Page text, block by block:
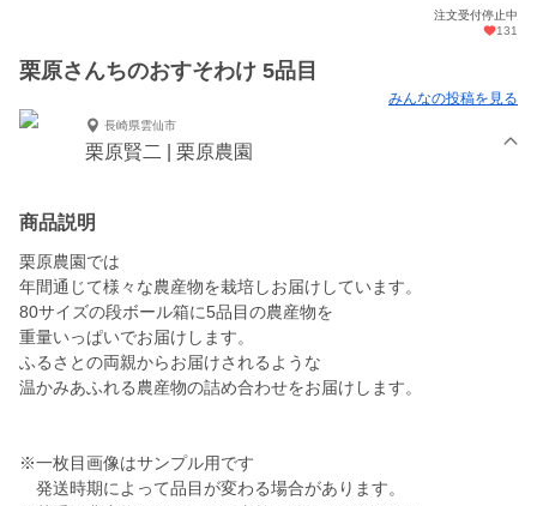
注文受付停止中
131
栗原さんちのおすそわけ 5品目
みんなの投稿を見る
長崎県雲仙市
栗原賢二 | 栗原農園
商品説明
栗原農園では
年間通じて様々な農産物を栽培しお届けしています。
80サイズの段ボール箱に5品目の農産物を
重量いっぱいでお届けします。
ふるさとの両親からお届けされるような
温かみあふれる農産物の詰め合わせをお届けします。
※一枚目画像はサンプル用です
発送時期によって品目が変わる場合があります。